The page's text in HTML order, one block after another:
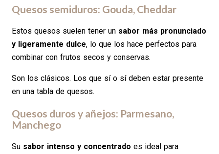
Quesos semiduros: Gouda, Cheddar
Estos quesos suelen tener un sabor más pronunciado
y ligeramente dulce, lo que los hace perfectos para
combinar con frutos secos y conservas.
Son los clásicos. Los que sí o sí deben estar presente
en una tabla de quesos.
Quesos duros y añejos: Parmesano,
Manchego
Su sabor intenso y concentrado es ideal para